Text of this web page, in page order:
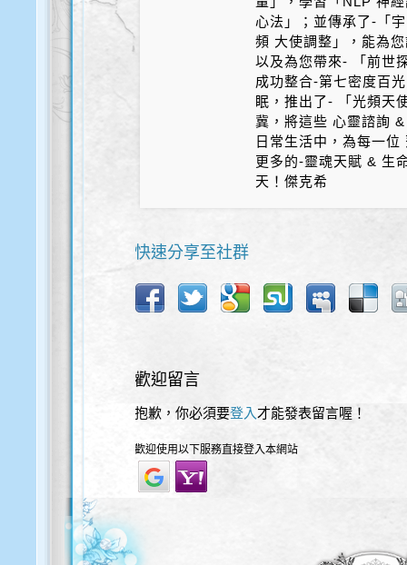
心法」；並傳承了-「
頻 大使調整」，能為
以及為您帶來- 「前世
成功整合-第七密度百
眠，推出了- 「光頻天
冀，將這些 心靈諮詢
日常生活中，為每一
更多的-靈魂天賦 & 生
天！傑克希
快速分享至社群
歡迎留言
抱歉，你必須要登入 才能發表留言喔！
歡迎使用以下服務直接登入本網站